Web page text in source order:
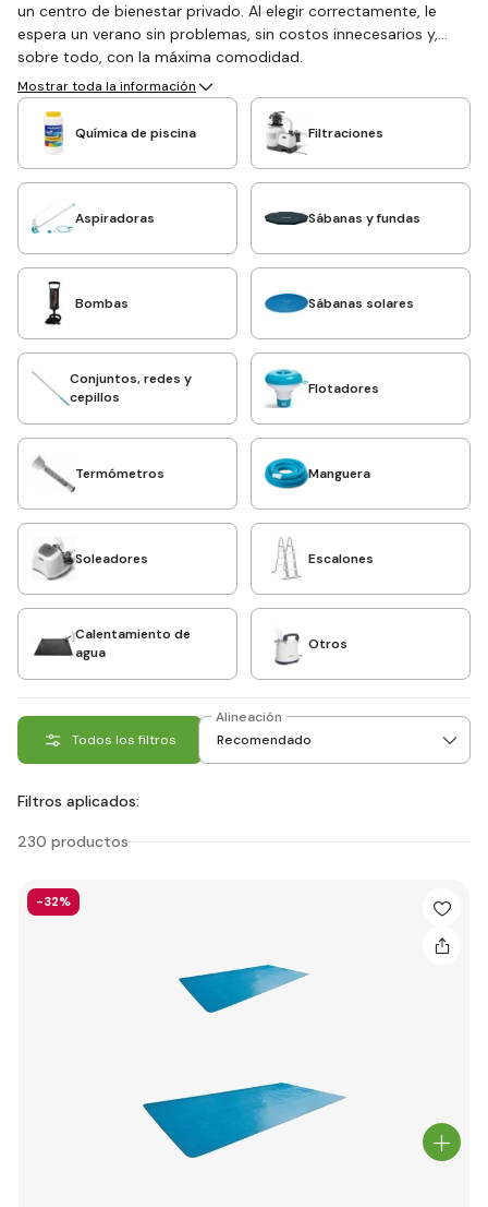
un centro de bienestar privado. Al elegir correctamente, le
espera un verano sin problemas, sin costos innecesarios y,
sobre todo, con la máxima comodidad.
Mostrar toda la información
Química de piscina Filtraciones
Aspiradoras Sábanas y fundas
Bombas Sábanas solares
Conjuntos, redes y
cepillos
Flotadores
Termómetros Manguera
Soleadores Escalones
Calentamiento de
agua
Otros
Todos los filtros
Alineación
Filtros aplicados:
230 productos
-32%